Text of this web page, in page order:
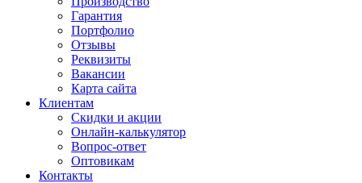
Гарантия
Портфолио
Отзывы
Реквизиты
Вакансии
Карта сайта
Клиентам
Скидки и акции
Онлайн-калькулятор
Вопрос-ответ
Оптовикам
Контакты